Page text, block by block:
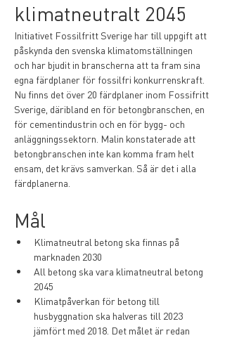
klimatneutralt 2045
Initiativet Fossilfritt Sverige har till uppgift att
påskynda den svenska klimatomställningen
och har bjudit in branscherna att ta fram sina
egna färdplaner för fossilfri konkurrenskraft.
Nu finns det över 20 färdplaner inom Fossifritt
Sverige, däribland en för betongbranschen, en
för cementindustrin och en för bygg- och
anläggningssektorn. Malin konstaterade att
betongbranschen inte kan komma fram helt
ensam, det krävs samverkan. Så är det i alla
färdplanerna.
Mål
Klimatneutral betong ska finnas på
marknaden 2030
All betong ska vara klimatneutral betong
2045
Klimatpåverkan för betong till
husbyggnation ska halveras till 2023
jämfört med 2018. Det målet är redan